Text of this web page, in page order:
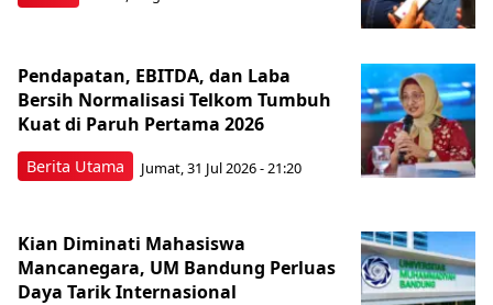
Berita Utama
Pendapatan, EBITDA, dan Laba
Bersih Normalisasi Telkom Tumbuh
Kuat di Paruh Pertama 2026
Jumat, 31 Jul 2026 - 21:20
Kian Diminati Mahasiswa
Mancanegara, UM Bandung Perluas
Daya Tarik Internasional